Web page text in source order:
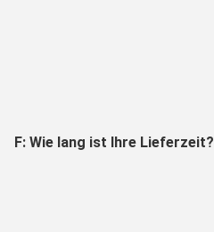
F: Wie lang ist Ihre Lieferzeit?